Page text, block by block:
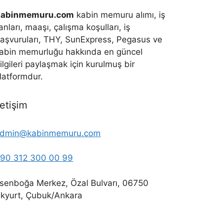
kabin memuru alımı, iş
maaşı, çalışma koşulları, iş
THY, SunExpress, Pegasus ve
memurluğu hakkında en güncel
paylaşmak için kurulmuş bir
312 300 00 99
Merkez, Özal Bulvarı, 06750
Çubuk/Ankara